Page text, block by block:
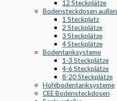
12 Steckplätze
Bodensteckdosen außen
1 Steckplatz
2 Steckplätze
3 Steckplätze
4 Steckplätze
Bodentanksysteme
1-3 Steckplätze
4-6 Steckplätze
8-20 Steckplätze
Hohlbodentanksysteme
CEE Bodensteckdosen